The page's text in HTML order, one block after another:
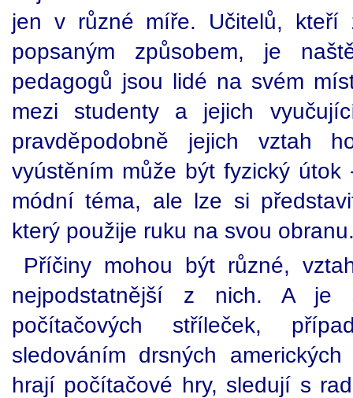
jen v různé míře. Učitelů,
popsaným způsobem, je
pedagogů jsou lidé na svém
mezi studenty a jejich
pravděpodobně jejich vztah
vyústěním může být fyzický
módní téma, ale lze si
který použije ruku na svou
Příčiny mohou být různé,
nejpodstatnější z nich. A je
počítačových stříleček,
sledováním drsných
hrají počítačové hry, sledují s